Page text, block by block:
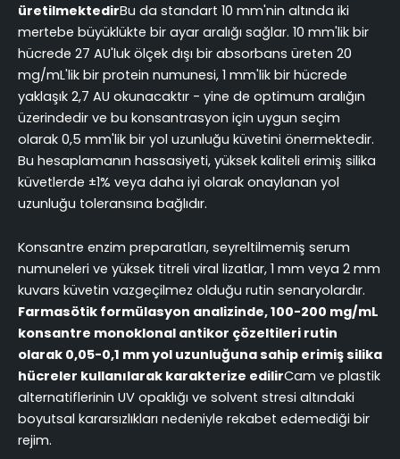
üretilmektedirBu da standart 10 mm'nin altında iki
mertebe büyüklükte bir ayar aralığı sağlar. 10 mm'lik bir
hücrede 27 AU'luk ölçek dışı bir absorbans üreten 20
mg/mL'lik bir protein numunesi, 1 mm'lik bir hücrede
yaklaşık 2,7 AU okunacaktır - yine de optimum aralığın
üzerindedir ve bu konsantrasyon için uygun seçim
olarak 0,5 mm'lik bir yol uzunluğu küvetini önermektedir.
Bu hesaplamanın hassasiyeti, yüksek kaliteli erimiş silika
küvetlerde ±1% veya daha iyi olarak onaylanan yol
uzunluğu toleransına bağlıdır.
Konsantre enzim preparatları, seyreltilmemiş serum
numuneleri ve yüksek titreli viral lizatlar, 1 mm veya 2 mm
kuvars küvetin vazgeçilmez olduğu rutin senaryolardır.
Farmasötik formülasyon analizinde, 100-200 mg/mL
konsantre monoklonal antikor çözeltileri rutin
olarak 0,05-0,1 mm yol uzunluğuna sahip erimiş silika
hücreler kullanılarak karakterize edilirCam ve plastik
alternatiflerinin UV opaklığı ve solvent stresi altındaki
boyutsal kararsızlıkları nedeniyle rekabet edemediği bir
rejim.